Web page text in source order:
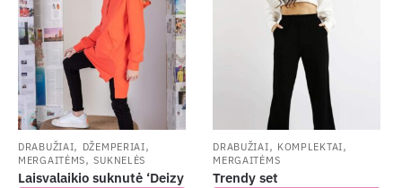
DRABUŽIAI, DŽEMPERIAI,
MERGAITĖMS,SUKNELĖS
Laisvalaikio suknutė ‘Deizy
DRABUŽIAI, KOMPLEKTAI,
MERGAITĖMS
Trendy set